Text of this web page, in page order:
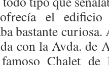
el
bastante
con la Avda. de
Chalet